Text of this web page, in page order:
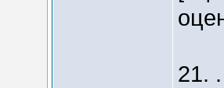
21.